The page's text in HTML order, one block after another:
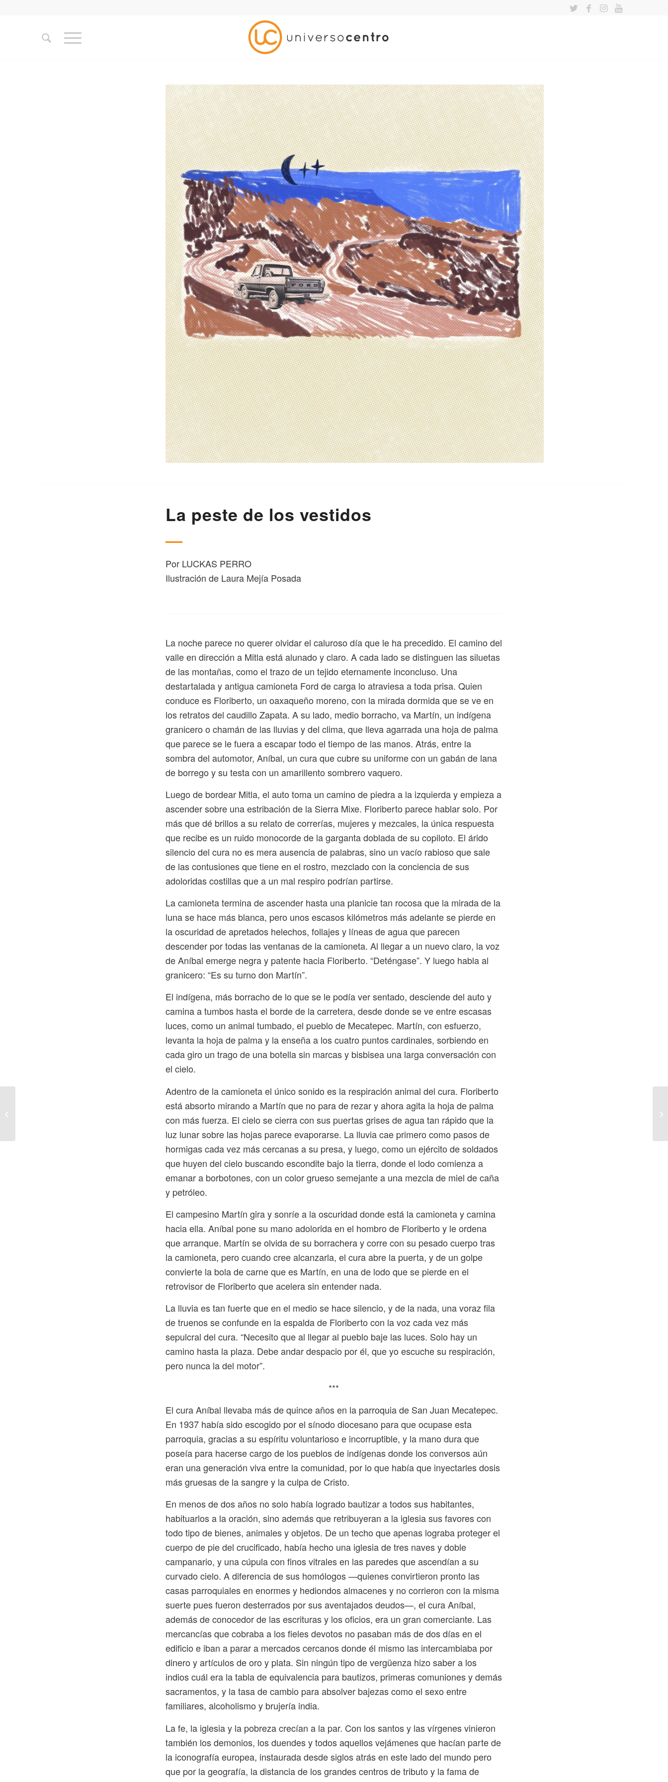
La peste de los vestidos
—
Por LUCKAS PERRO
Ilustración de Laura Mejía Posada
La noche parece no querer olvidar el caluroso día que le ha precedido. El camino del
valle en dirección a Mitla está alunado y claro. A cada lado se distinguen las siluetas
de las montañas, como el trazo de un tejido eternamente inconcluso. Una
destartalada y antigua camioneta Ford de carga lo atraviesa a toda prisa. Quien
conduce es Floriberto, un oaxaqueño moreno, con la mirada dormida que se ve en
los retratos del caudillo Zapata. A su lado, medio borracho, va Martín, un indígena
granicero o chamán de las lluvias y del clima, que lleva agarrada una hoja de palma
que parece se le fuera a escapar todo el tiempo de las manos. Atrás, entre la
sombra del automotor, Aníbal, un cura que cubre su uniforme con un gabán de lana
de borrego y su testa con un amarillento sombrero vaquero.
Luego de bordear Mitla, el auto toma un camino de piedra a la izquierda y empieza a
ascender sobre una estribación de la Sierra Mixe. Floriberto parece hablar solo. Por
más que dé brillos a su relato de correrías, mujeres y mezcales, la única respuesta
que recibe es un ruido monocorde de la garganta doblada de su copiloto. El árido
silencio del cura no es mera ausencia de palabras, sino un vacío rabioso que sale
de las contusiones que tiene en el rostro, mezclado con la conciencia de sus
adoloridas costillas que a un mal respiro podrían partirse.
La camioneta termina de ascender hasta una planicie tan rocosa que la mirada de la
luna se hace más blanca, pero unos escasos kilómetros más adelante se pierde en
la oscuridad de apretados helechos, follajes y líneas de agua que parecen
descender por todas las ventanas de la camioneta. Al llegar a un nuevo claro, la voz
de Aníbal emerge negra y patente hacia Floriberto. “Deténgase”. Y luego habla al
granicero: “Es su turno don Martín”.
El indígena, más borracho de lo que se le podía ver sentado, desciende del auto y
camina a tumbos hasta el borde de la carretera, desde donde se ve entre escasas
luces, como un animal tumbado, el pueblo de Mecatepec. Martín, con esfuerzo,
levanta la hoja de palma y la enseña a los cuatro puntos cardinales, sorbiendo en
cada giro un trago de una botella sin marcas y bisbisea una larga conversación con
el cielo.
Adentro de la camioneta el único sonido es la respiración animal del cura. Floriberto
está absorto mirando a Martín que no para de rezar y ahora agita la hoja de palma
con más fuerza. El cielo se cierra con sus puertas grises de agua tan rápido que la
luz lunar sobre las hojas parece evaporarse. La lluvia cae primero como pasos de
hormigas cada vez más cercanas a su presa, y luego, como un ejército de soldados
que huyen del cielo buscando escondite bajo la tierra, donde el lodo comienza a
emanar a borbotones, con un color grueso semejante a una mezcla de miel de caña
y petróleo.
El campesino Martín gira y sonríe a la oscuridad donde está la camioneta y camina
hacia ella. Aníbal pone su mano adolorida en el hombro de Floriberto y le ordena
que arranque. Martín se olvida de su borrachera y corre con su pesado cuerpo tras
la camioneta, pero cuando cree alcanzarla, el cura abre la puerta, y de un golpe
convierte la bola de carne que es Martín, en una de lodo que se pierde en el
retrovisor de Floriberto que acelera sin entender nada.
La lluvia es tan fuerte que en el medio se hace silencio, y de la nada, una voraz fila
de truenos se confunde en la espalda de Floriberto con la voz cada vez más
sepulcral del cura. “Necesito que al llegar al pueblo baje las luces. Solo hay un
camino hasta la plaza. Debe andar despacio por él, que yo escuche su respiración,
pero nunca la del motor”.
***
El cura Aníbal llevaba más de quince años en la parroquia de San Juan Mecatepec.
En 1937 había sido escogido por el sínodo diocesano para que ocupase esta
parroquia, gracias a su espíritu voluntarioso e incorruptible, y la mano dura que
poseía para hacerse cargo de los pueblos de indígenas donde los conversos aún
eran una generación viva entre la comunidad, por lo que había que inyectarles dosis
más gruesas de la sangre y la culpa de Cristo.
En menos de dos años no solo había logrado bautizar a todos sus habitantes,
habituarlos a la oración, sino además que retribuyeran a la iglesia sus favores con
todo tipo de bienes, animales y objetos. De un techo que apenas lograba proteger el
cuerpo de pie del crucificado, había hecho una iglesia de tres naves y doble
campanario, y una cúpula con finos vitrales en las paredes que ascendían a su
curvado cielo. A diferencia de sus homólogos —quienes convirtieron pronto las
casas parroquiales en enormes y hediondos almacenes y no corrieron con la misma
suerte pues fueron desterrados por sus aventajados deudos—, el cura Aníbal,
además de conocedor de las escrituras y los oficios, era un gran comerciante. Las
mercancías que cobraba a los fieles devotos no pasaban más de dos días en el
edificio e iban a parar a mercados cercanos donde él mismo las intercambiaba por
dinero y artículos de oro y plata. Sin ningún tipo de vergüenza hizo saber a los
indios cuál era la tabla de equivalencia para bautizos, primeras comuniones y demás
sacramentos, y la tasa de cambio para absolver bajezas como el sexo entre
familiares, alcoholismo y brujería india.
La fe, la iglesia y la pobreza crecían a la par. Con los santos y las vírgenes vinieron
también los demonios, los duendes y todos aquellos vejámenes que hacían parte de
la iconografía europea, instaurada desde siglos atrás en este lado del mundo pero
que por la geografía, la distancia de los grandes centros de tributo y la fama de